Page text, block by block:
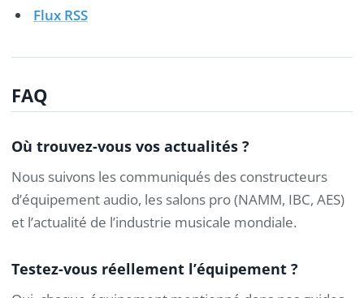
Flux RSS
FAQ
Où trouvez-vous vos actualités ?
Nous suivons les communiqués des constructeurs
d’équipement audio, les salons pro (NAMM, IBC, AES)
et l’actualité de l’industrie musicale mondiale.
Testez-vous réellement l’équipement ?